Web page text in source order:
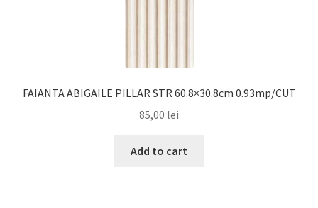
FAIANTA ABIGAILE PILLAR STR 60.8×30.8cm 0.93mp/CUT
85,00 lei
Add to cart